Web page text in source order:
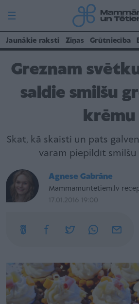
Jaunākie raksti Ziņas Grūtniecība
Greznam
saldie smilšu
krēmu
Skat, kā skaisti un pats
varam piepildīt smilšu
Agnese Gabrāne
Mammamuntetiem.lv
17.01.2016 19:00